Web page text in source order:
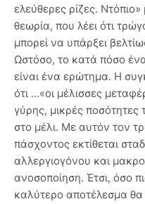
ελεύθερες ρίζες.
θεωρία, που λέει ότι
μπορεί να υπάρξει
Ωστόσο, το κατά πόσο ένα
είναι ένα ερώτημα. Η
ότι …«οι μέλισσες
γύρης, μικρές ποσότητες
στο μέλι. Με αυτόν τον
πάσχοντος εκτίθεται
αλλεργιογόνου και
ανοσοποίηση. Έτσι, όσο
καλύτερο αποτέλεσμα θα